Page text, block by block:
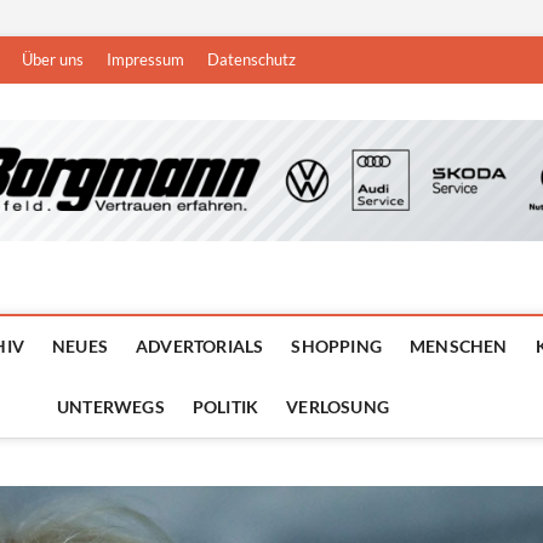
Über uns Impressum Datenschutz
NIEDERRHEIN
NEUES ADVERTORIALS SHOPPING MENSCHEN
UNTERWEGS POLITIK VERLOSUNG